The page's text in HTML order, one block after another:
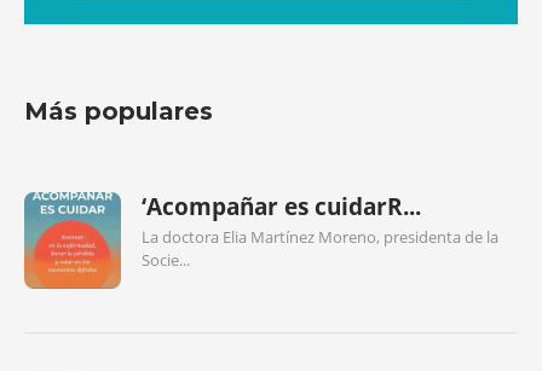
Más populares
‘Acompañar es cuidarR...
La doctora Elia Martínez Moreno, presidenta de la
Socie...